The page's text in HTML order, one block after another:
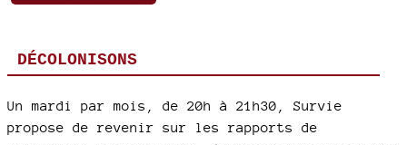
DÉCOLONISONS
Un mardi par mois, de 20h à 21h30, Survie
propose de revenir sur les rapports de